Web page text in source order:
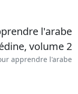
l'arabe
volume 2
apprendre l'arabe